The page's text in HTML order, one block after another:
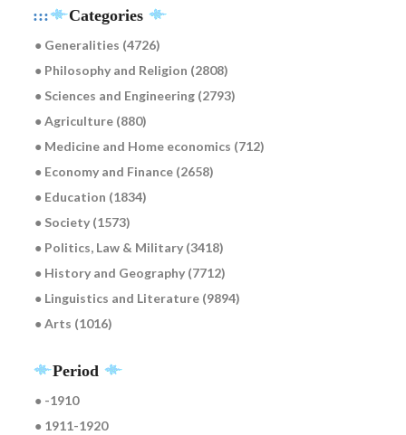
::: Categories
● Generalities (4726)
● Philosophy and Religion (2808)
● Sciences and Engineering (2793)
● Agriculture (880)
● Medicine and Home economics (712)
● Economy and Finance (2658)
● Education (1834)
● Society (1573)
● Politics, Law & Military (3418)
● History and Geography (7712)
● Linguistics and Literature (9894)
● Arts (1016)
Period
● -1910
● 1911-1920